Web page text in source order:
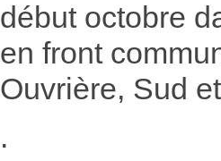
début octobre
en front
Ouvrière, Sud
.